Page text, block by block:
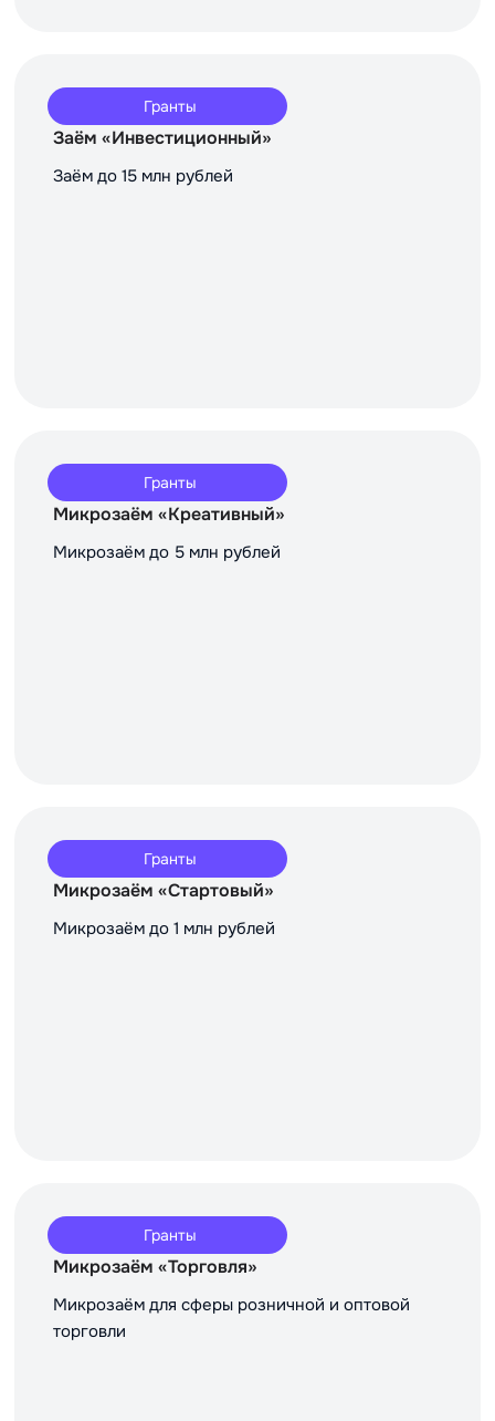
Гранты
Заём «Инвестиционный»
Заём до 15 млн рублей
Гранты
Микрозаём «Креативный»
Микрозаём до 5 млн рублей
Гранты
Микрозаём «Стартовый»
Микрозаём до 1 млн рублей
Гранты
Микрозаём «Торговля»
Микрозаём для сферы розничной и оптовой
торговли